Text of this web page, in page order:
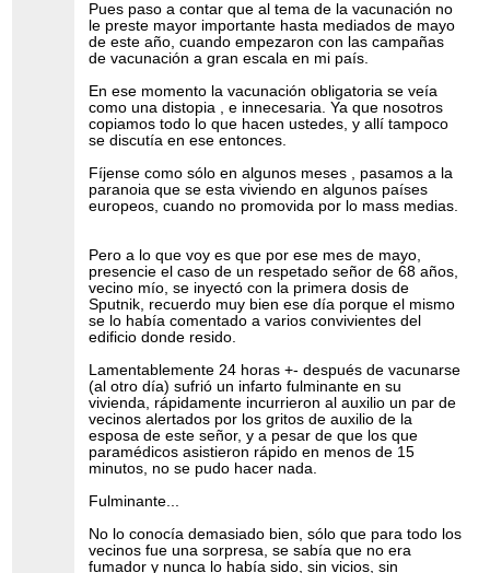
Pues paso a contar que al tema de la vacunación no
le preste mayor importante hasta mediados de mayo
de este año, cuando empezaron con las campañas
de vacunación a gran escala en mi país.
En ese momento la vacunación obligatoria se veía
como una distopia , e innecesaria. Ya que nosotros
copiamos todo lo que hacen ustedes, y allí tampoco
se discutía en ese entonces.
Fíjense como sólo en algunos meses , pasamos a la
paranoia que se esta viviendo en algunos países
europeos, cuando no promovida por lo mass medias.
Pero a lo que voy es que por ese mes de mayo,
presencie el caso de un respetado señor de 68 años,
vecino mío, se inyectó con la primera dosis de
Sputnik, recuerdo muy bien ese día porque el mismo
se lo había comentado a varios convivientes del
edificio donde resido.
Lamentablemente 24 horas +- después de vacunarse
(al otro día) sufrió un infarto fulminante en su
vivienda, rápidamente incurrieron al auxilio un par de
vecinos alertados por los gritos de auxilio de la
esposa de este señor, y a pesar de que los que
paramédicos asistieron rápido en menos de 15
minutos, no se pudo hacer nada.
Fulminante...
No lo conocía demasiado bien, sólo que para todo los
vecinos fue una sorpresa, se sabía que no era
fumador y nunca lo había sido, sin vicios, sin